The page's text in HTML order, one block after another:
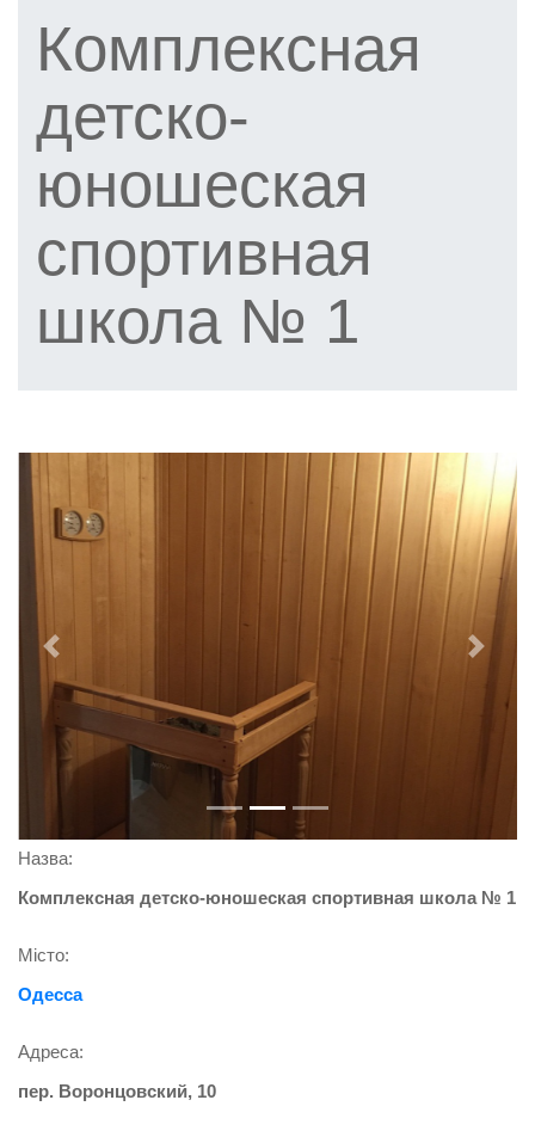
Комплексная
детско-
юношеская
спортивная
школа № 1
Previous Next
Назва:
Комплексная детско-юношеская спортивная школа № 1
Місто:
Одесса
Адреса:
пер. Воронцовский, 10